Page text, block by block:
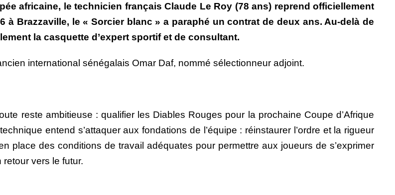
africaine, le technicien français Claude Le Roy (78 ans) reprend officiellement
Brazzaville, le « Sorcier blanc » a paraphé un contrat de deux ans. Au-delà de
la casquette d’expert sportif et de consultant.
international sénégalais Omar Daf, nommé sélectionneur adjoint.
reste ambitieuse : qualifier les Diables Rouges pour la prochaine Coupe d’Afrique
entend s’attaquer aux fondations de l’équipe : réinstaurer l’ordre et la rigueur
place des conditions de travail adéquates pour permettre aux joueurs de s’exprimer
vers le futur.